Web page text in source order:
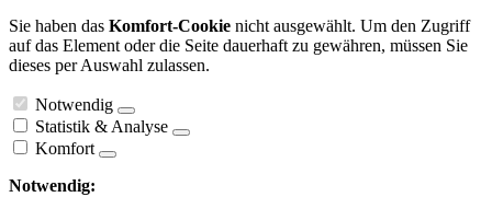
Sie haben das Komfort-Cookie nicht ausgewählt. Um den Zugriff
auf das Element oder die Seite dauerhaft zu gewähren, müssen Sie
dieses per Auswahl zulassen.
Notwendig
Statistik & Analyse
Komfort
Notwendig: